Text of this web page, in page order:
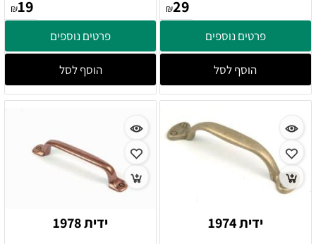
₪29
פרטים נוספים
הוסף לסל
₪19
פרטים נוספים
הוסף לסל
ידית 1974 ידית 1978